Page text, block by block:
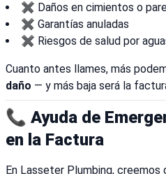
✖️ Daños en cimientos o
✖️ Garantías anuladas
✖️ Riesgos de salud por
Cuanto antes llames, más
daño — y más baja será la
📞 Ayuda de
en la Factura
En Lasseter Plumbing,